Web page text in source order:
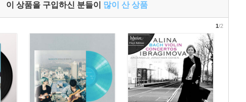
이 상품을 구입하신 분들이 많이 산 상품
1/2